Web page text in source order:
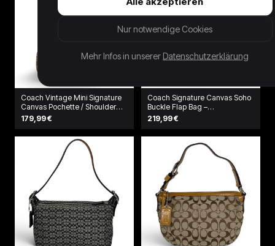
Coach Vintage Mini Signature
Canvas Pochette / Shoulder
Bag
179,99 €
Coach Signature Canvas Soho
Buckle Flap Bag –
Schwarz/Grau
219,99 €
Nur notwendige Cookies
Mehr Infos in unserer Datenschutzerklärung